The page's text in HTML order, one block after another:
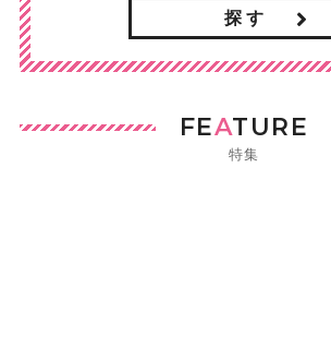
探 す
FEATURE
特集